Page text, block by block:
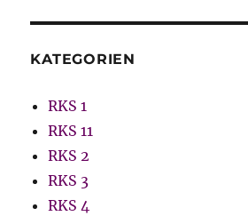
KATEGORIEN
RKS 1
RKS 11
RKS 2
RKS 3
RKS 4